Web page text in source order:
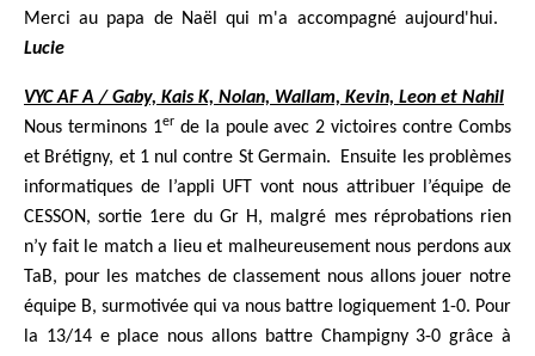
Merci au papa de Naël qui m'a accompagné aujourd'hui.
Lucie
VYC AF A / Gaby, Kais K, Nolan, Wallam, Kevin, Leon et Nahil
Nous terminons 1er de la poule avec 2 victoires contre Combs
et Brétigny, et 1 nul contre St Germain. Ensuite les problèmes
informatiques de l’appli UFT vont nous attribuer l’équipe de
CESSON, sortie 1ere du Gr H, malgré mes réprobations rien
n’y fait le match a lieu et malheureusement nous perdons aux
TaB, pour les matches de classement nous allons jouer notre
équipe B, surmotivée qui va nous battre logiquement 1-0. Pour
la 13/14 e place nous allons battre Champigny 3-0 grâce à